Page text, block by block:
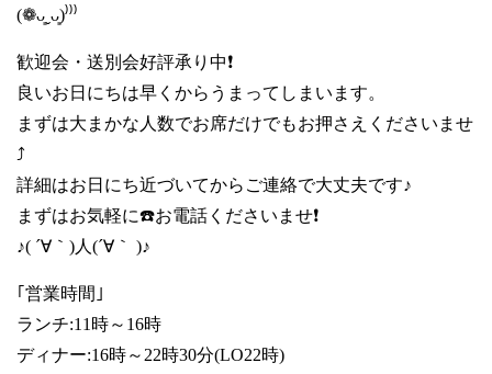
(❁ᴗ͈ˬᴗ͈)⁾⁾⁾
歓迎会・送別会好評承り中❗
良いお日にちは早くからうまってしまいます。
まずは大まかな人数でお席だけでもお押さえくださいませ
⤴️
詳細はお日にち近づいてからご連絡で大丈夫です♪
まずはお気軽に☎️お電話くださいませ❗
♪( ´∀｀)人(´∀｀ )♪
｢営業時間｣
ランチ:11時～16時
ディナー:16時～22時30分(LO22時)